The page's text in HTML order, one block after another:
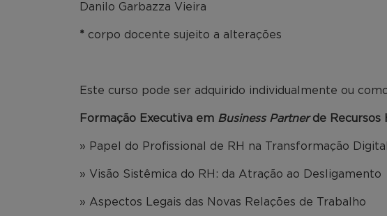
Danilo Garbazza Vieira
* corpo docente sujeito a alterações
Este curso pode ser adquirido individualmente ou
Formação Executiva em Business Partnerde Recursos
» Papel do Profissional de RH na Transformação Digital
» Visão Sistêmica do RH: da Atração ao Desligamento
» Aspectos Legais das Novas Relações de Trabalho